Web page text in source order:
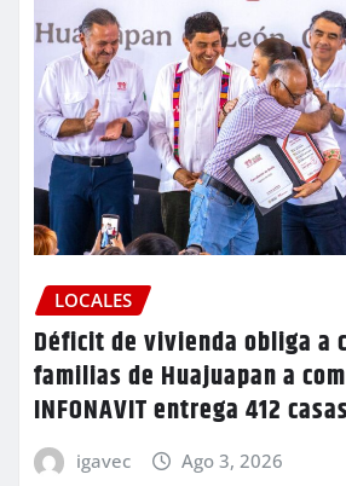
LOCALES
Déficit de vivienda obliga a
familias de Huajuapan a
INFONAVIT entrega 412
igavec Ago 3, 2026